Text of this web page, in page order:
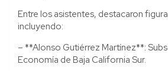
Entre los asistentes, destacaron
incluyendo:
– **Alonso Gutiérrez Martínez**:
Economía de Baja California Sur.